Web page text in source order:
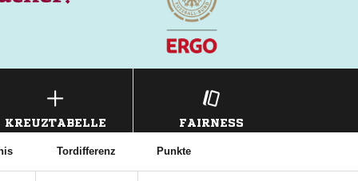
KREUZTABELLE FAIRNESS
Tordifferenz Punkte